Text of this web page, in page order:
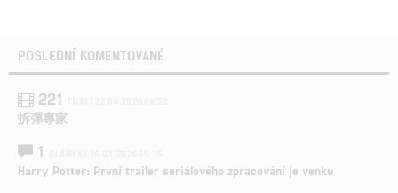
POSLEDNÍ KOMENTOVANÉ
221
拆彈專家
1
Harry Potter: První trailer seriálového zpracování je venku